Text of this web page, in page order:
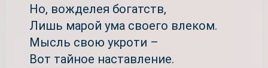
Но, вожделея богатств,
Лишь марой ума своего влеком.
Мысль свою укроти –
Вот тайное наставление.